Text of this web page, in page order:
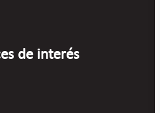
de interés